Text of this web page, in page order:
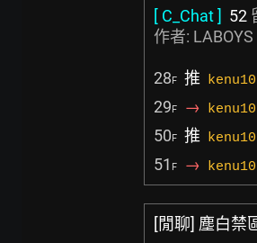
[ C_Chat ] 52
作者: LABOYS
28F 推
29F →
50F 推
51 F →
[閒聊] 塵白禁